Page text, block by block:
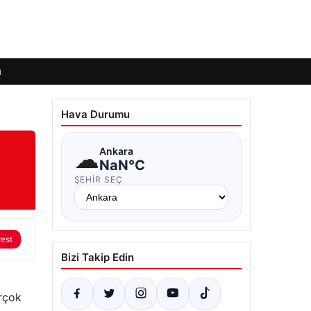
Hava Durumu
☁Ankara
NaN°C
ŞEHIR SEÇ
Bizi Takip Edin